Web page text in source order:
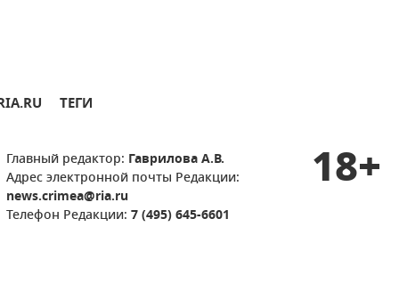
ТЕГИ
Главный редактор: Гаврилова А.В.
Адрес электронной почты Редакции:
news.crimea@ria.ru
Телефон Редакции: 7 (495) 645-6601
18+